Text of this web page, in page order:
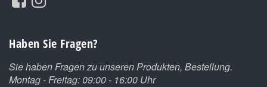
Haben Sie Fragen?
Sie haben Fragen zu unseren Produkten, Bestellung.
Montag - Freitag: 09:00 - 16:00 Uhr